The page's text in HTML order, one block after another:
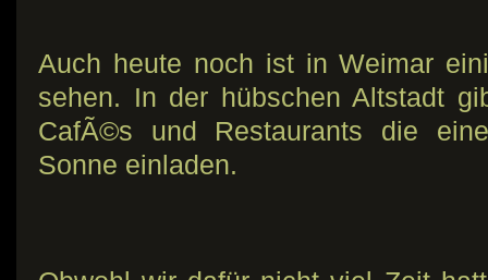
Auch heute noch ist in Weimar
sehen. In der hübschen Altstadt
CafÃ©s und Restaurants die
Sonne einladen.